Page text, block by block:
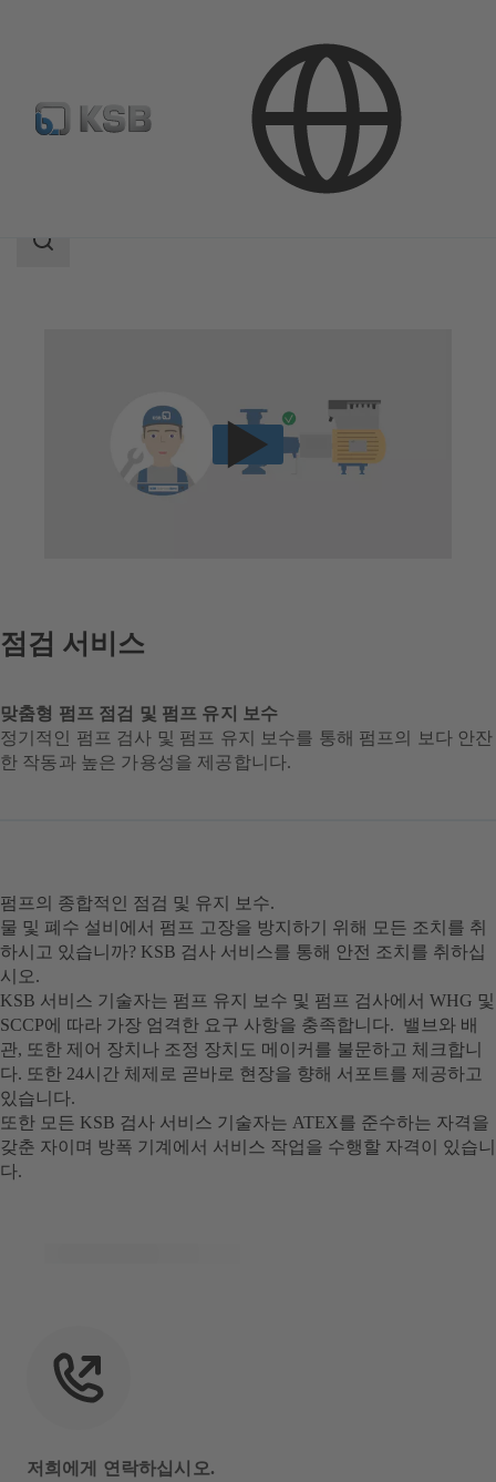
점검 서비스
검
점검 서비스
맞춤형 펌프 점검 및 펌프 유지 보수
정기적인 펌프 검사 및 펌프 유지 보수를 통해 펌프의 보다 안잔
한 작동과 높은 가용성을 제공합니다.
펌프의 종합적인 점검 및 유지 보수.
물 및 폐수 설비에서 펌프 고장을 방지하기 위해 모든 조치를 취
하시고 있습니까? KSB 검사 서비스를 통해 안전 조치를 취하십
시오.
KSB 서비스 기술자는 펌프 유지 보수 및 펌프 검사에서 WHG 및
SCCP에 따라 가장 엄격한 요구 사항을 충족합니다. 밸브와 배
관, 또한 제어 장치나 조정 장치도 메이커를 불문하고 체크합니
다. 또한 24시간 체제로 곧바로 현장을 향해 서포트를 제공하고
있습니다.
또한 모든 KSB 검사 서비스 기술자는 ATEX를 준수하는 자격을
갖춘 자이며 방폭 기계에서 서비스 작업을 수행할 자격이 있습니
다.
저희에게 연락하십시오.